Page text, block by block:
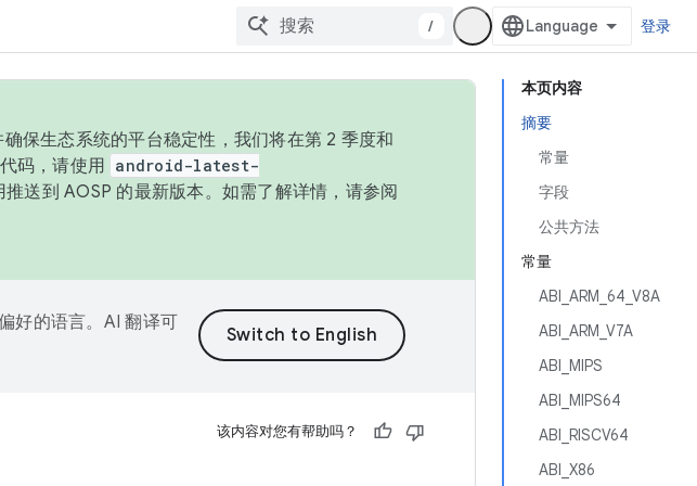
/ 登录
本页内容
摘要
常量
字段
公共方法
常量
ABI_ARM_64_V8A
ABI_ARM_V7A
ABI_MIPS
ABI_MIPS64
ABI_RISCV64
ABI_X86
保生态系统的平台稳定性，我们将在第 2 季度和
码，请使用 android-latest-
送到 AOSP 的最新版本。如需了解详情，请参阅
好的语言。AI 翻译可
该内容对您有帮助吗？